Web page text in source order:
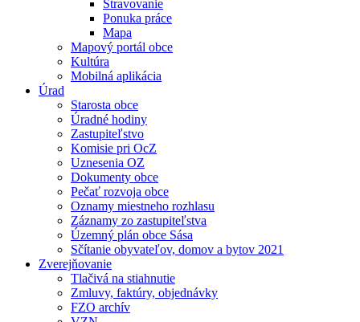
Stravovanie
Ponuka práce
Mapa
Mapový portál obce
Kultúra
Mobilná aplikácia
Úrad
Starosta obce
Úradné hodiny
Zastupiteľstvo
Komisie pri OcZ
Uznesenia OZ
Dokumenty obce
Pečať rozvoja obce
Oznamy miestneho rozhlasu
Záznamy zo zastupiteľstva
Územný plán obce Sása
Sčítanie obyvateľov, domov a bytov 2021
Zverejňovanie
Tlačivá na stiahnutie
Zmluvy, faktúry, objednávky
FZO archív